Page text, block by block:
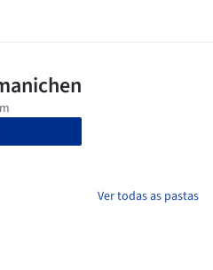
Ver todas as pastas